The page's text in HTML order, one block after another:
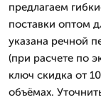
предлагаем
поставки оптом
указана речной
(при расчете по
ключ скидка от
объёмах.